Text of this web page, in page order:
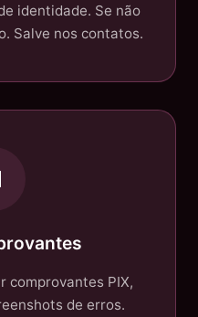
identidade. Se não
Salve nos contatos.
comprovantes PIX,
de erros.